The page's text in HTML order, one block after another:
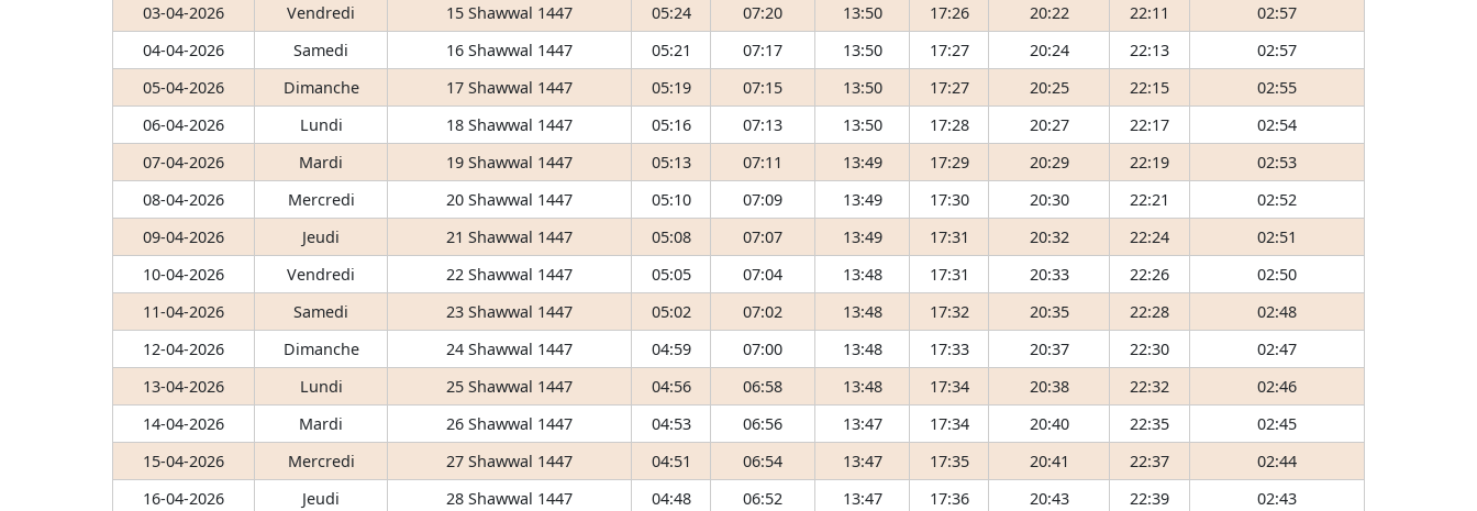
03-04-2026
Vendredi 15 Shawwal 1447 05:24 07:20 13:50 17:26 20:22 22:11
02:57
04-04-2026
Samedi 16 Shawwal 1447 05:21 07:17 13:50 17:27 20:24 22:13
02:57
05-04-2026
Dimanche 17 Shawwal 1447 05:19 07:15 13:50 17:27 20:25 22:15
02:55
06-04-2026
Lundi 18 Shawwal 1447 05:16 07:13 13:50 17:28 20:27 22:17
02:54
07-04-2026
Mardi 19 Shawwal 1447 05:13 07:11 13:49 17:29 20:29 22:19
02:53
08-04-2026
Mercredi 20 Shawwal 1447 05:10 07:09 13:49 17:30 20:30 22:21
02:52
09-04-2026
Jeudi 21 Shawwal 1447 05:08 07:07 13:49 17:31 20:32 22:24
02:51
10-04-2026
Vendredi 22 Shawwal 1447 05:05 07:04 13:48 17:31 20:33 22:26
02:50
11-04-2026
Samedi 23 Shawwal 1447 05:02 07:02 13:48 17:32 20:35 22:28
02:48
12-04-2026
Dimanche 24 Shawwal 1447 04:59 07:00 13:48 17:33 20:37 22:30
02:47
13-04-2026
Lundi 25 Shawwal 1447 04:56 06:58 13:48 17:34 20:38 22:32
02:46
14-04-2026
Mardi 26 Shawwal 1447 04:53 06:56 13:47 17:34 20:40 22:35
02:45
15-04-2026
Mercredi 27 Shawwal 1447 04:51 06:54 13:47 17:35 20:41 22:37
02:44
16-04-2026
Jeudi 28 Shawwal 1447 04:48 06:52 13:47 17:36 20:43 22:39
02:43